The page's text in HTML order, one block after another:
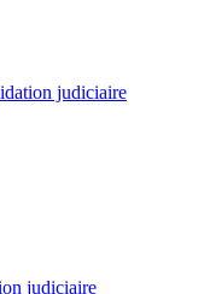
judiciaire
judiciaire